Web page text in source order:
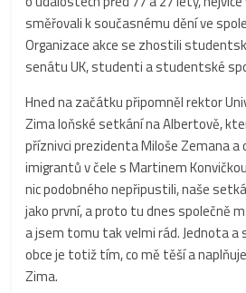
směřovali k současnému dění ve
Organizace akce se zhostili
senátu UK, studenti a studentské
Hned na začátku připomněl rektor
Zima loňské setkání na Albertově,
příznivci prezidenta Miloše Zemana a
imigrantů v čele s Martinem
nic podobného nepřipustili, naše
jako první, a proto tu dnes společně
a jsem tomu tak velmi rád. Jednota a
obce je totiž tím, co mě těší a
Zima.